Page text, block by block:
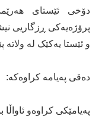
دۆخی ئێستای
پرۆژەیەکی ڕزگاریی
و ئێستا یەکێک لە ولاتە
دەقی پەیامە کراوەکە:
پەیامێکی کراوەو ئاواڵا